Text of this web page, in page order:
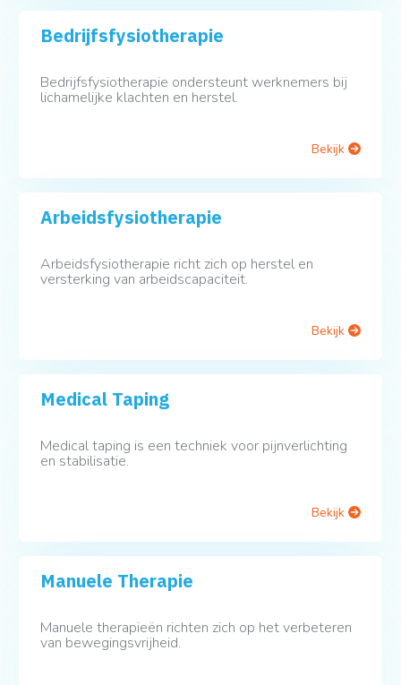
Bedrijfsfysiotherapie
Bedrijfsfysiotherapie ondersteunt werknemers bij
lichamelijke klachten en herstel.
Bekijk
Arbeidsfysiotherapie
Arbeidsfysiotherapie richt zich op herstel en
versterking van arbeidscapaciteit.
Bekijk
Medical Taping
Medical taping is een techniek voor pijnverlichting
en stabilisatie.
Bekijk
Manuele Therapie
Manuele therapieën richten zich op het verbeteren
van bewegingsvrijheid.